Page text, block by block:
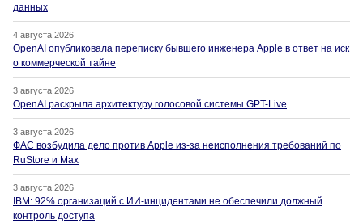
данных
4 августа 2026
OpenAI опубликовала переписку бывшего инженера Apple в ответ на иск
о коммерческой тайне
3 августа 2026
OpenAI раскрыла архитектуру голосовой системы GPT-Live
3 августа 2026
ФАС возбудила дело против Apple из-за неисполнения требований по
RuStore и Max
3 августа 2026
IBM: 92% организаций с ИИ-инцидентами не обеспечили должный
контроль доступа